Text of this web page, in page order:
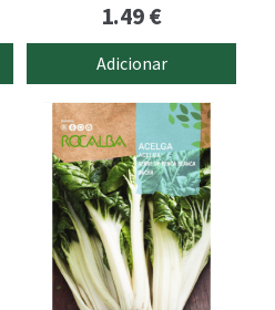
1.49€
Adicionar